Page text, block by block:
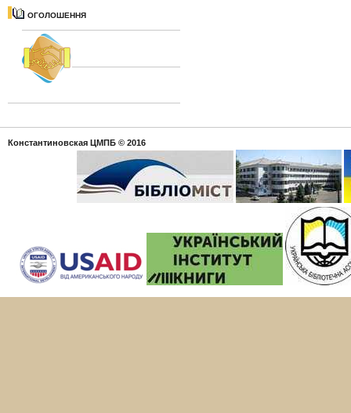
ОГОЛОШЕННЯ
Константиновская ЦМПБ © 2016